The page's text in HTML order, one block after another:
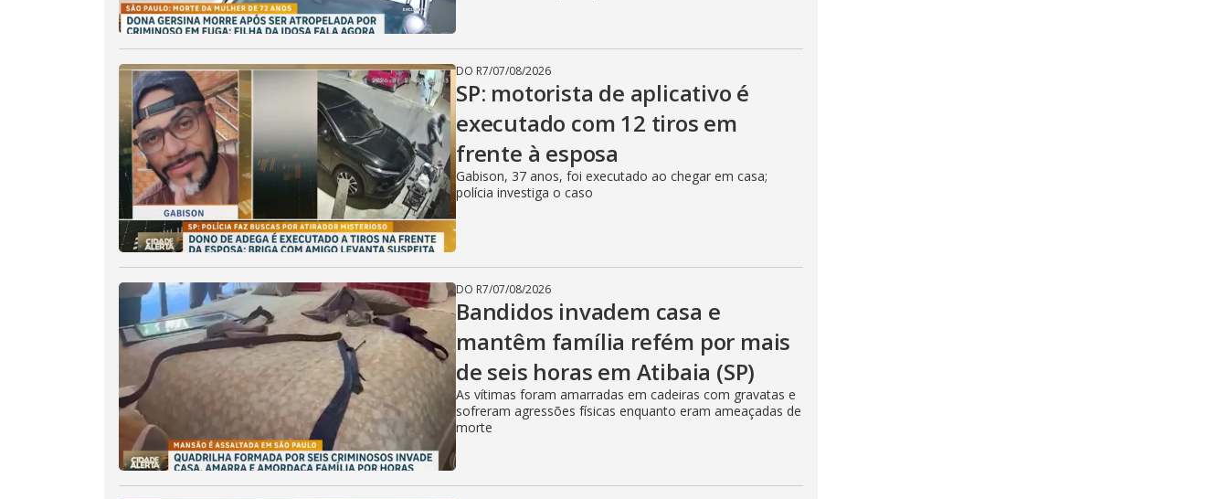
DO R7/07/08/2026
SP: motorista de aplicativo é
executado com 12 tiros em
frente à esposa
Gabison, 37 anos, foi executado ao chegar em casa;
polícia investiga o caso
DO R7/07/08/2026
Bandidos invadem casa e
mantêm família refém por mais
de seis horas em Atibaia (SP)
As vítimas foram amarradas em cadeiras com gravatas e
sofreram agressões físicas enquanto eram ameaçadas de
morte